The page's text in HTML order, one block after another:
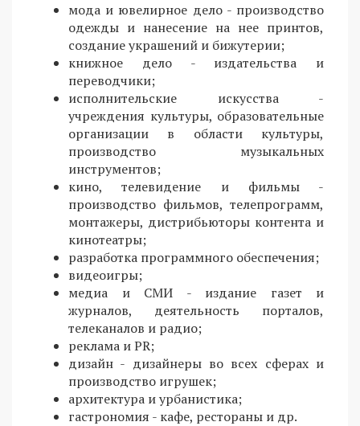
мода и ювелирное дело - производство
одежды и нанесение на нее принтов,
создание украшений и бижутерии;
книжное дело - издательства и
переводчики;
исполнительские искусства -
учреждения культуры, образовательные
организации в области культуры,
производство музыкальных
инструментов;
кино, телевидение и фильмы -
производство фильмов, телепрограмм,
монтажеры, дистрибьюторы контента и
кинотеатры;
разработка программного обеспечения;
видеоигры;
медиа и СМИ - издание газет и
журналов, деятельность порталов,
телеканалов и радио;
реклама и PR;
дизайн - дизайнеры во всех сферах и
производство игрушек;
архитектура и урбанистика;
гастрономия - кафе, рестораны и др.